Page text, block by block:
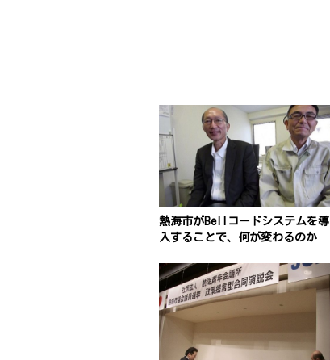
熱海市がBellコードシステムを導
入することで、何が変わるのか